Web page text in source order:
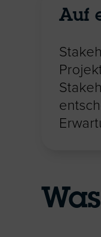
Auf